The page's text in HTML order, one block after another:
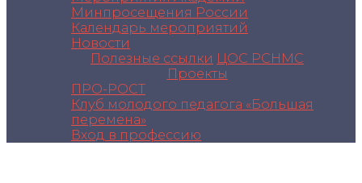
Минпросещения России
Календарь мероприятий
Новости
Полезные ссылки ЦОС РСНМС
Проекты
ПРО-РОСТ
Клуб молодого педагога «Большая
перемена»
Вход в профессию